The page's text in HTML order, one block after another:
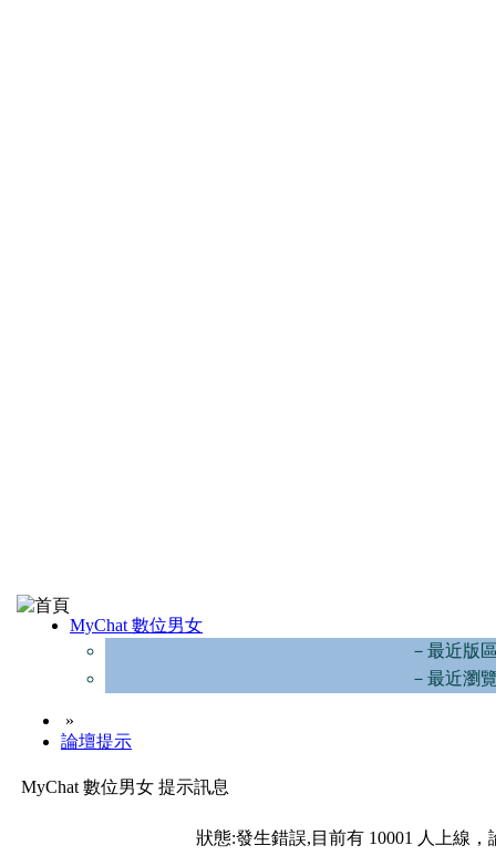
MyChat 數位男女
－最近版
－最近瀏
»
論壇提示
MyChat 數位男女 提示訊息
狀態:發生錯誤,目前有 10001 人上線